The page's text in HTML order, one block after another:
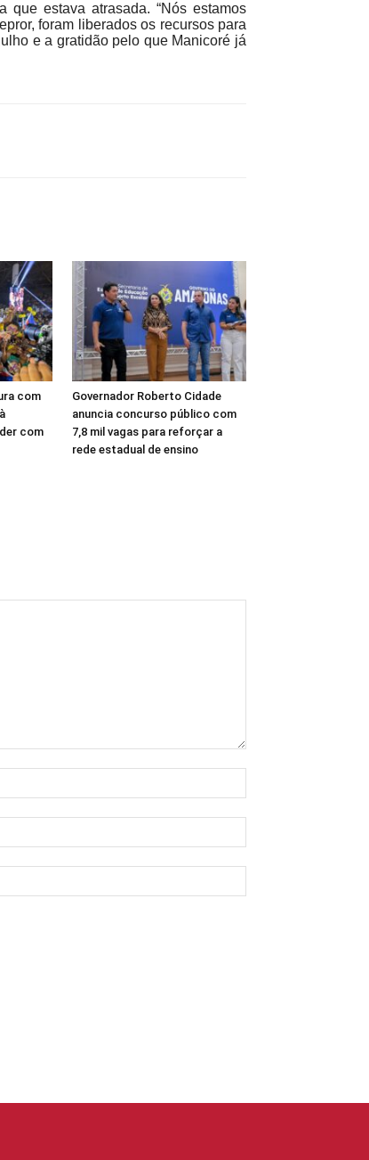
que estava atrasada. “Nós estamos
foram liberados os recursos para
e a gratidão pelo que Manicoré já
com
com
Governador Roberto Cidade
anuncia concurso público com
7,8 mil vagas para reforçar a
rede estadual de ensino